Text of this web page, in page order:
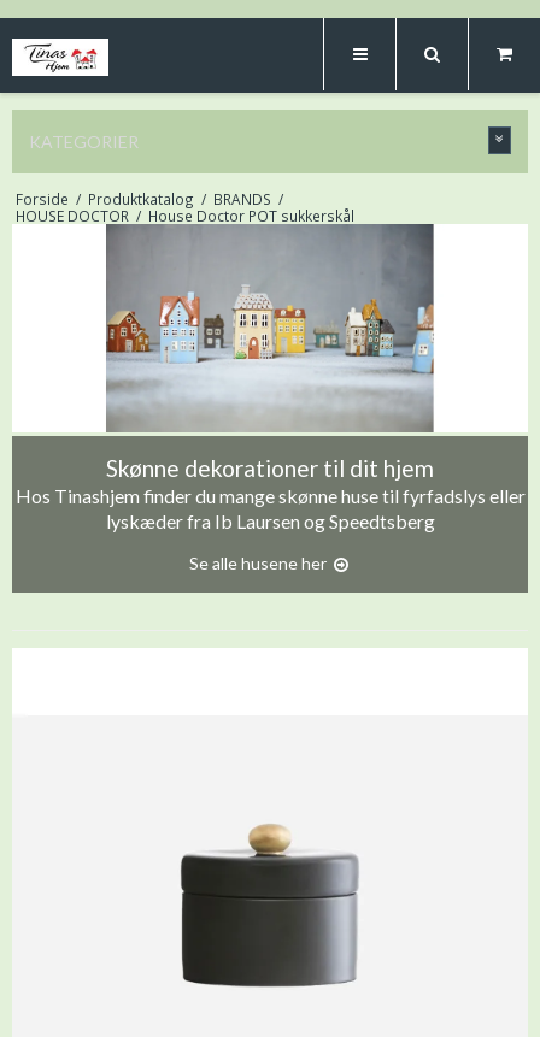
KATEGORIER
Forside / Produktkatalog / BRANDS /
HOUSE DOCTOR / House Doctor POT sukkerskål
Skønne dekorationer til dit hjem
Hos Tinashjem finder du mange skønne huse til fyrfadslys eller
lyskæder fra Ib Laursen og Speedtsberg
Se alle husene her